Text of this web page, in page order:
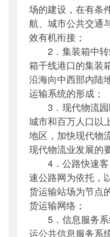
场的建设，在有条
航、城市公共交通
效有机衔接；
2．集装箱中转
箱干线港口的集装
沿海向中西部内陆
运输系统的形成；
3．现代物流园
城市和百万人口以
地区，加快现代物
现代物流业发展的
4．公路快速客
速公路网为依托，
货运输站场为节点
货运输网络；
5．信息服务系
运公共信息服务系